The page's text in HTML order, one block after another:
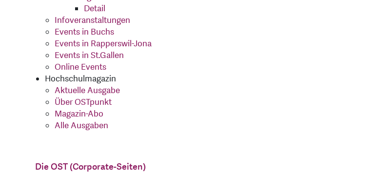
Detail
Infoveranstaltungen
Events in Buchs
Events in Rapperswil-Jona
Events in St.Gallen
Online Events
Hochschulmagazin
Aktuelle Ausgabe
Über OSTpunkt
Magazin-Abo
Alle Ausgaben
Die OST (Corporate-Seiten)